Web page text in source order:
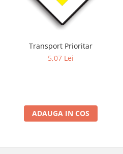
Transport Prioritar
5,07 Lei
ADAUGA IN COS